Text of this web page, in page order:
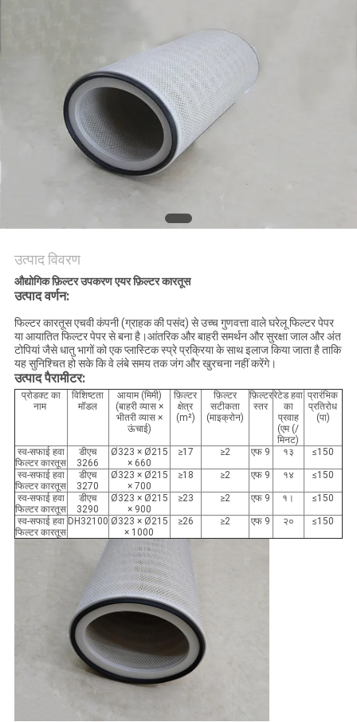
PRIVACY
POLICY
उत्पाद विवरण
औद्योगिक फ़िल्टर उपकरण एयर फ़िल्टर कारतूस
उत्पाद वर्णन:
फिल्टर कारतूस एचवी कंपनी (ग्राहक की पसंद) से उच्च गुणवत्ता वाले घरेलू फिल्टर पेपर
या आयातित फिल्टर पेपर से बना है।आंतरिक और बाहरी समर्थन और सुरक्षा जाल और अंत
टोपियां जैसे धातु भागों को एक प्लास्टिक स्प्रे प्रक्रिया के साथ इलाज किया जाता है ताकि
यह सुनिश्चित हो सके कि वे लंबे समय तक जंग और खुरचना नहीं करेंगे।
उत्पाद पैरामीटर:
प्रोडक्ट का
नाम
विशिष्टता
मॉडल
आयाम (मिमी)
(बाहरी व्यास ×
भीतरी व्यास ×
ऊंचाई)
फ़िल्टर
क्षेत्र
(m²)
फ़िल्टर
सटीकता
(माइक्रोन)
फ़िल्टर
स्तर
रेटेड हवा
का
प्रवाह
(एम (/
मिनट)
प्रारंभिक
प्रतिरोध
(पा)
स्व-सफाई हवा
फिल्टर कारतूस
डीएच
3266
Ø323 × Ø215
× 660
≥17 ≥2 एफ 9 १३ ≤150
स्व-सफाई हवा
फिल्टर कारतूस
डीएच
3270
Ø323 × Ø215
× 700
≥18 ≥2 एफ 9 १४ ≤150
स्व-सफाई हवा
फिल्टर कारतूस
डीएच
3290
Ø323 × Ø215
× 900
≥23 ≥2 एफ 9 १। ≤150
स्व-सफाई हवा
फिल्टर कारतूस
DH32100 Ø323 × Ø215
× 1000
≥26 ≥2 एफ 9 २० ≤150